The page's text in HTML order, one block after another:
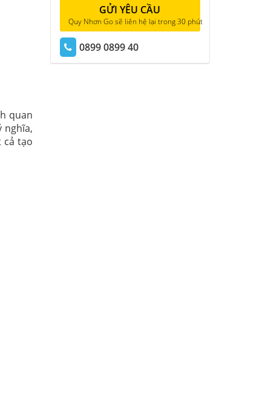
quan
nghĩa,
cả tạo
GỬI YÊU CẦU
Quy Nhơn Go sẽ liên hệ lại trong 30 phút
0899 0899 40